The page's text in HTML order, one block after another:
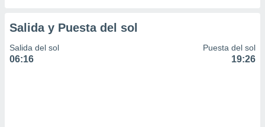
Salida y Puesta del sol
Salida del sol
06:16
Puesta del sol
19:26